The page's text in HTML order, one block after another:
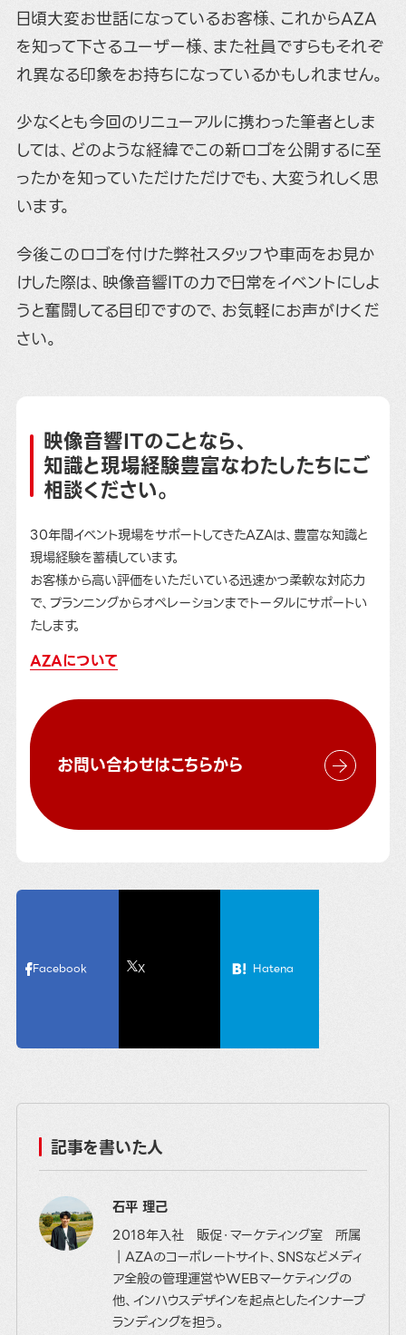
日頃大変お世話になっているお客様、これからAZA
を知って下さるユーザー様、また社員ですらもそれぞ
れ異なる印象をお持ちになっているかもしれません。
少なくとも今回のリニューアルに携わった筆者としま
しては、どのような経緯でこの新ロゴを公開するに至
ったかを知っていただけただけでも、大変うれしく思
います。
今後このロゴを付けた弊社スタッフや車両をお見か
けした際は、映像音響ITの力で日常をイベントにしよ
うと奮闘してる目印ですので、お気軽にお声がけくだ
さい。
映像音響ITのことなら、
知識と現場経験豊富なわたしたちにご
相談ください。
30年間イベント現場をサポートしてきたAZAは、豊富な知識と
現場経験を蓄積しています。
お客様から高い評価をいただいている迅速かつ柔軟な対応力
で、プランニングからオペレーションまでトータルにサポートい
たします。
AZAについて
お問い合わせはこちらから
Facebook X Hatena
記事を書いた人
石平 理己
2018年入社 販促・マーケティング室 所属
｜AZAのコーポレートサイト、SNSなどメディ
ア全般の管理運営やWEBマーケティングの
他、インハウスデザインを起点としたインナーブ
ランディングを担う。